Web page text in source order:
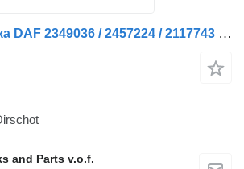
Электропроводка DAF 2349036 / 2457224 / 2117743 Kabelboom J2BJ1A для грузовика
and Parts v.o.f.